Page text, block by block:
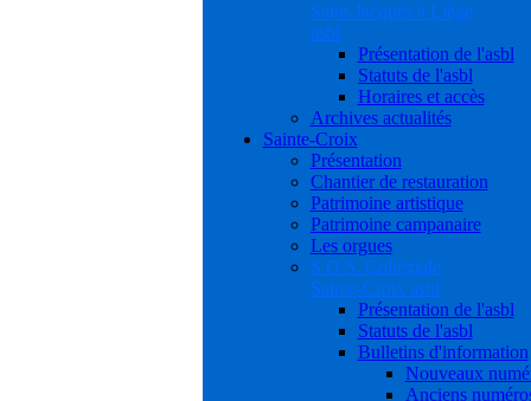
Saint-Jacques à Liège
asbl
Présentation de l'asbl
Statuts de l'asbl
Horaires et accès
Archives actualités
Sainte-Croix
Présentation
Chantier de restauration
Patrimoine artistique
Patrimoine campanaire
Les orgues
S.O.S. Collégiale
Sainte-Croix asbl
Présentation de l'asbl
Statuts de l'asbl
Bulletins d'information
Nouveaux
Anciens